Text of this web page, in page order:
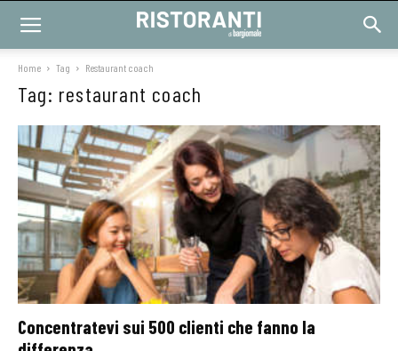
Home Tag Restaurant coach
Tag: restaurant coach
Concentratevi sui 500 clienti che fanno la